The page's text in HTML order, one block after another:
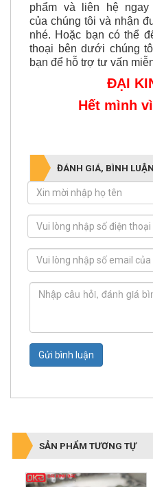
phẩm và liên hệ ngay
của chúng tôi và nhận
nhé. Hoặc bạn có thể
thoại bên dưới chúng
bạn để hỗ trợ tư vấn
ĐẠI
Hết mình
ĐÁNH GIÁ, BÌNH LUẬN
Gửi bình luận
SẢN PHẨM TƯƠNG TỰ